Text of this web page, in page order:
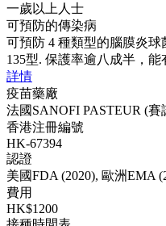
一歲以上人士
可預防的傳染病
可預防 4 種類型的腦膜炎
135型. 保護率逾八成半，
詳情
疫苗藥廠
法國SANOFI PASTEUR (賽
香港注冊編號
HK-67394
認證
美國FDA (2020), 歐洲EMA
費用
HK$1200